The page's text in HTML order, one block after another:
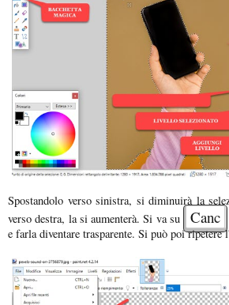
Spostandolo verso sinistra, si diminuirà la
verso destra, la si aumenterà. Si va su
Canc
e farla diventare trasparente. Si può poi ripetere